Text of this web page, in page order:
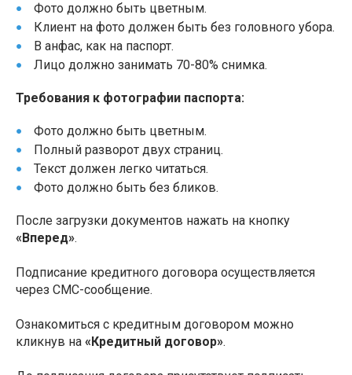
Фото должно быть цветным.
Клиент на фото должен быть без головного убора.
В анфас, как на паспорт.
Лицо должно занимать 70-80% снимка.
Требования к фотографии паспорта:
Фото должно быть цветным.
Полный разворот двух страниц.
Текст должен легко читаться.
Фото должно быть без бликов.
После загрузки документов нажать на кнопку
«Вперед».
Подписание кредитного договора осуществляется
через СМС-сообщение.
Ознакомиться с кредитным договором можно
кликнув на «Кредитный договор».